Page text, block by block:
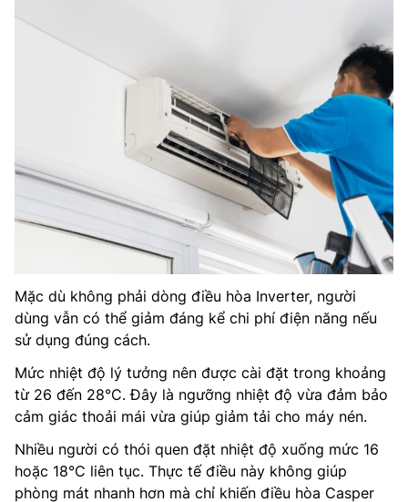
Mặc dù không phải dòng điều hòa Inverter, người
dùng vẫn có thể giảm đáng kể chi phí điện năng nếu
sử dụng đúng cách.
Mức nhiệt độ lý tưởng nên được cài đặt trong khoảng
từ 26 đến 28°C. Đây là ngưỡng nhiệt độ vừa đảm bảo
cảm giác thoải mái vừa giúp giảm tải cho máy nén.
Nhiều người có thói quen đặt nhiệt độ xuống mức 16
hoặc 18°C liên tục. Thực tế điều này không giúp
phòng mát nhanh hơn mà chỉ khiến điều hòa Casper